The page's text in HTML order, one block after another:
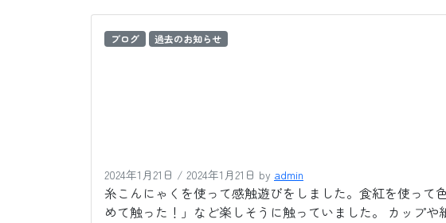
ブログ 過去のお知らせ
2024年1月21日 / 2024年1月21日 by admin
糸こんにゃくを使って感触遊びをしました。食紅を使っ
めて触った！」など楽しそうに触っていました。 カップ